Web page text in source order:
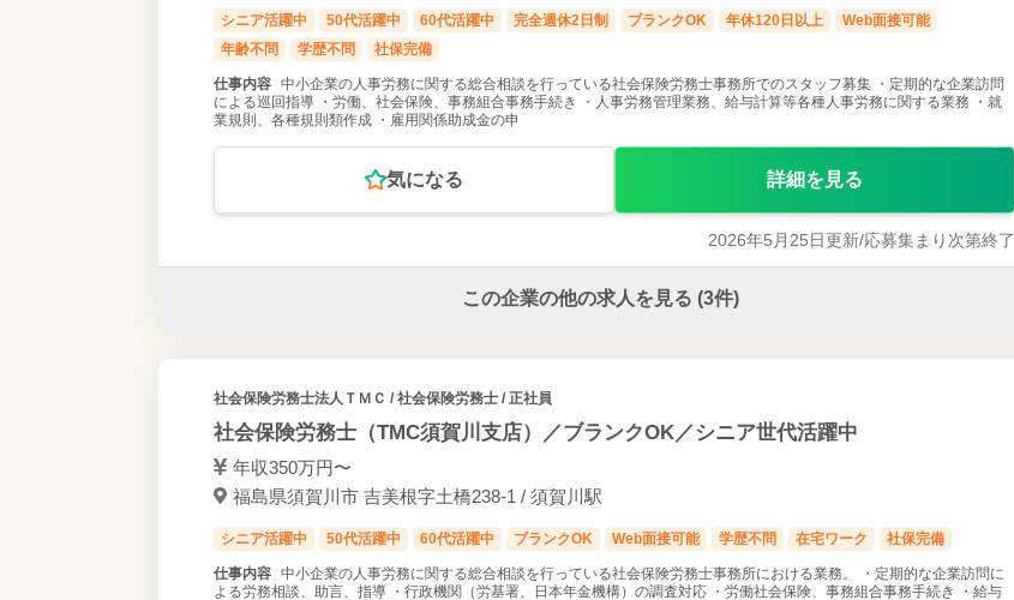
シニア活躍中 50代活躍中 60代活躍中 完全週休2日制 ブランクOK 年休120日以上
Web面接可能
年齢不問
学歴不問 社保完備
仕事内容
中小企業の人事労務に関する総合相談を行っている社会保険労務士事務所でのスタッフ募集 ・定期的な企業訪問
による巡回指導 ・労働、社会保険、事務組合事務手続き ・人事労務管理業務、給与計算等各種人事労務に関する業務 ・就
業規則、各種規則類作成 ・雇用関係助成金の申
気になる 詳細を見る
2026年5月25日更新/応募集まり次第終了
この企業の他の求人を見る (3件)
社会保険労務士法人ＴＭＣ / 社会保険労務士 / 正社員
社会保険労務士（TMC須賀川支店）／ブランクOK／シニア世代活躍中
年収350万円〜
福島県須賀川市 吉美根字土橋238-1 / 須賀川駅
シニア活躍中 50代活躍中 60代活躍中 ブランクOK Web面接可能 学歴不問 在宅ワーク 社保完備
仕事内容
中小企業の人事労務に関する総合相談を行っている社会保険労務士事務所における業務。 ・定期的な企業訪問に
よる労務相談、助言、指導 ・行政機関（労基署、日本年金機構）の調査対応 ・労働社会保険、事務組合事務手続き ・給与